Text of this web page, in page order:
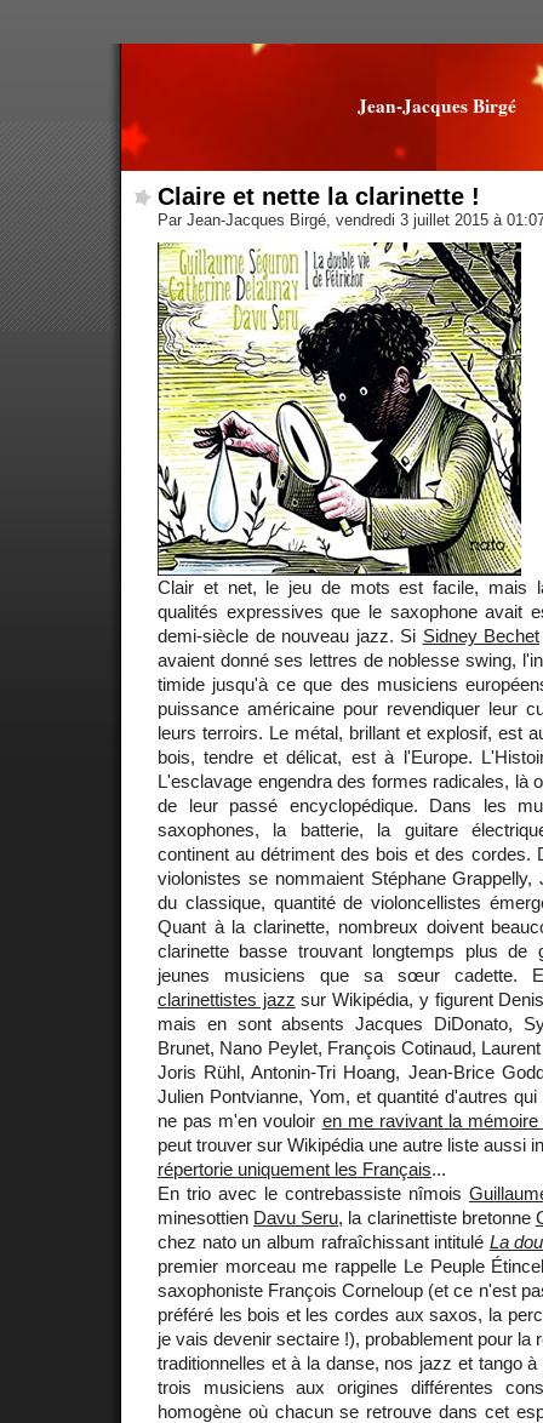
Jean-Jacques Birgé
Claire et nette la clarinette !
Par Jean-Jacques Birgé, vendredi 3 juillet 2015 à
Clair et net, le jeu de mots est facile, mais
qualités expressives que le saxophone avait
demi-siècle de nouveau jazz. Si Sidney Bechet
avaient donné ses lettres de noblesse swing,
timide jusqu'à ce que des musiciens
puissance américaine pour revendiquer leur
leurs terroirs. Le métal, brillant et explosif, est
bois, tendre et délicat, est à l'Europe.
L'esclavage engendra des formes radicales, là
de leur passé encyclopédique. Dans les
saxophones, la batterie, la guitare
continent au détriment des bois et des cordes.
violonistes se nommaient Stéphane Grappelly,
du classique, quantité de violoncellistes
Quant à la clarinette, nombreux doivent
clarinette basse trouvant longtemps plus de
jeunes musiciens que sa sœur cadette.
clarinettistes jazz sur Wikipédia, y figurent
mais en sont absents Jacques DiDonato,
Brunet, Nano Peylet, François Cotinaud,
Joris Rühl, Antonin-Tri Hoang, Jean-Brice
Julien Pontvianne, Yom, et quantité d'autres
ne pas m'en vouloir en me ravivant la
peut trouver sur Wikipédia une autre liste aussi
répertorie uniquement les Français...
En trio avec le contrebassiste nîmois
minesottien Davu Seru, la clarinettiste bretonne
chez nato un album rafraîchissant intitulé La
premier morceau me rappelle Le Peuple
saxophoniste François Corneloup (et ce n'est
préféré les bois et les cordes aux saxos, la
je vais devenir sectaire !), probablement pour la
traditionnelles et à la danse, nos jazz et tango
trois musiciens aux origines différentes
homogène où chacun se retrouve dans cet